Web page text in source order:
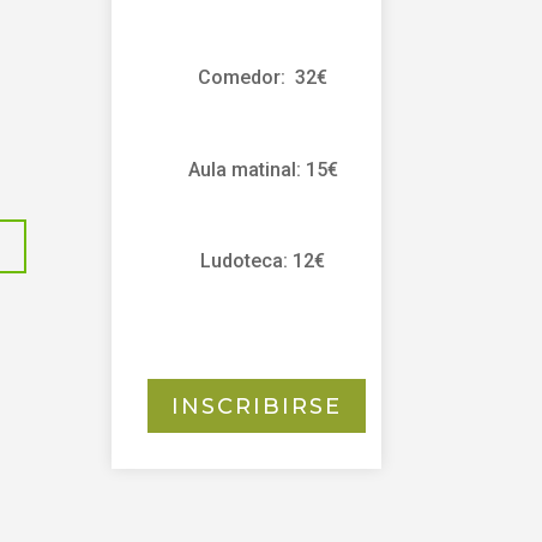
Comedor: 32€
Aula matinal: 15€
Ludoteca: 12€
INSCRIBIRSE